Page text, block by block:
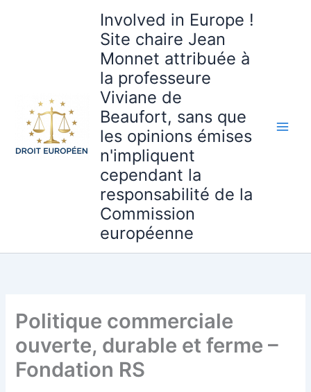
Involved in Europe !
Site chaire Jean
Monnet attribuée à
la professeure
Viviane de
Beaufort, sans que
les opinions émises
n'impliquent
cependant la
responsabilité de la
Commission
européenne
Politique commerciale
ouverte, durable et ferme –
Fondation RS